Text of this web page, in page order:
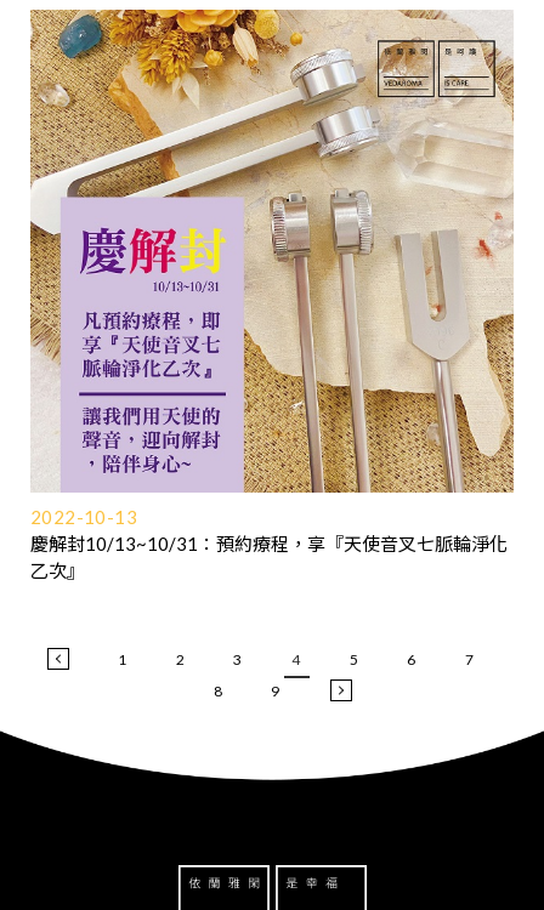
2022-10-13
慶解封10/13~10/31：預約療程，享『天使音叉七脈輪淨化
乙次』
1 2 3 4 5 6
7
8
9